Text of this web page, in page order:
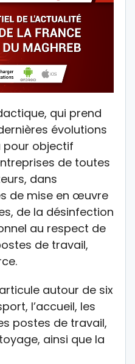
qui prend
évolutions
pour objectif
de toutes
dans
de mise en œuvre
de la désinfection
au respect de
de travail,
autour de six
l’accueil, les
postes de travail,
ainsi que la